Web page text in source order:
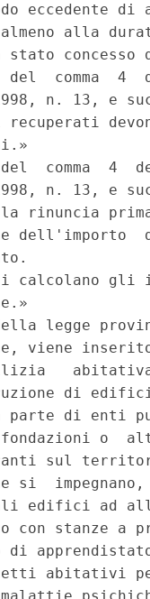
eccedente di
alla
concesso
del  comma  4
n. 13, e
comma  4
n. 13, e
rinuncia
dell'importo
calcolano gli
legge
viene
di
parte di enti
o
sul
si
edifici ad
con stanze a
abitativi